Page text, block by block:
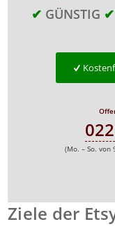
✔ GÜNSTIG ✔
(Mo. – So. von
Ziele der